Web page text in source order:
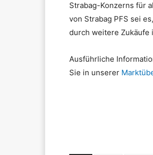
Strabag-Konzerns für
von Strabag PFS sei
durch weitere Zukäufe
Ausführliche
Sie in unserer